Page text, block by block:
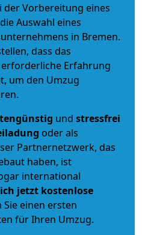
der Vorbereitung eines
Auswahl eines
in Bremen.
dass das
Erfahrung
um den Umzug
und stressfrei
oder als
Partnernetzwerk, das
haben, ist
international
jetzt kostenlose
einen ersten
für Ihren Umzug.